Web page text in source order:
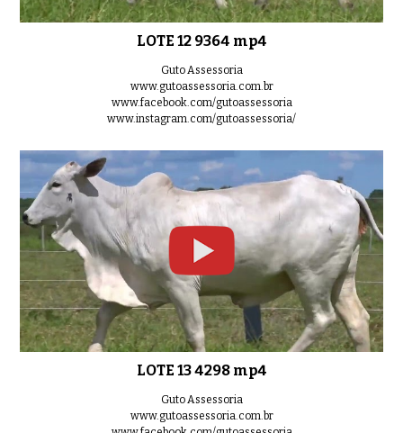
LOTE 12 9364 mp4
Guto Assessoria
www.gutoassessoria.com.br
www.facebook.com/gutoassessoria
www.instagram.com/gutoassessoria/
LOTE 13 4298 mp4
Guto Assessoria
www.gutoassessoria.com.br